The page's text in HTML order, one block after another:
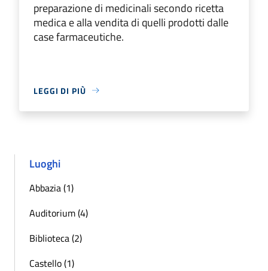
preparazione di medicinali secondo ricetta
medica e alla vendita di quelli prodotti dalle
case farmaceutiche.
LEGGI DI PIÙ
Luoghi
Abbazia (1)
Auditorium (4)
Biblioteca (2)
Castello (1)